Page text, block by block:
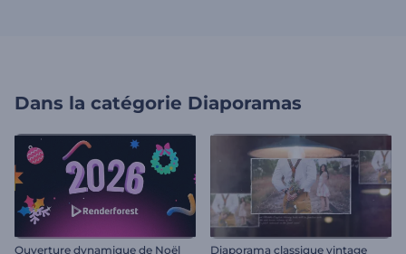
Dans la catégorie Diaporamas
Ouverture dynamique de Noël Diaporama classique vintage